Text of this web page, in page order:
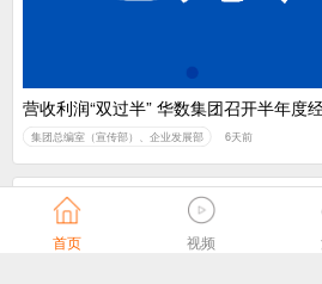
营收利润“双过半” 华数集团召开半年度
集团总编室（宣传部）、企业发展部 6天前
首页 视频